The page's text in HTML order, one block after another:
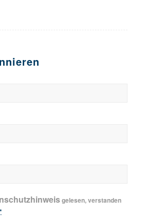
gelesen, verstanden
*